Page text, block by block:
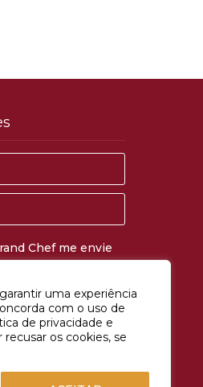
uma experiência
com o uso de
de privacidade e
os cookies, se
Chef me envie